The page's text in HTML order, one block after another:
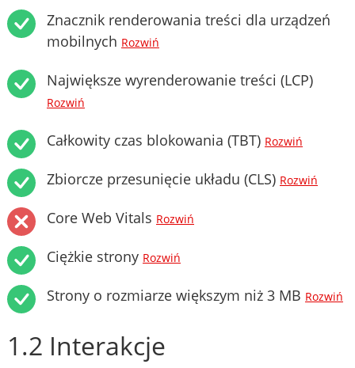
Znacznik renderowania treści dla urządzeń
mobilnych Rozwiń
Największe wyrenderowanie treści (LCP)
Rozwiń
Całkowity czas blokowania (TBT) Rozwiń
Zbiorcze przesunięcie układu (CLS) Rozwiń
Core Web Vitals Rozwiń
Ciężkie strony Rozwiń
Strony o rozmiarze większym niż 3 MB Rozwiń
1.2 Interakcje